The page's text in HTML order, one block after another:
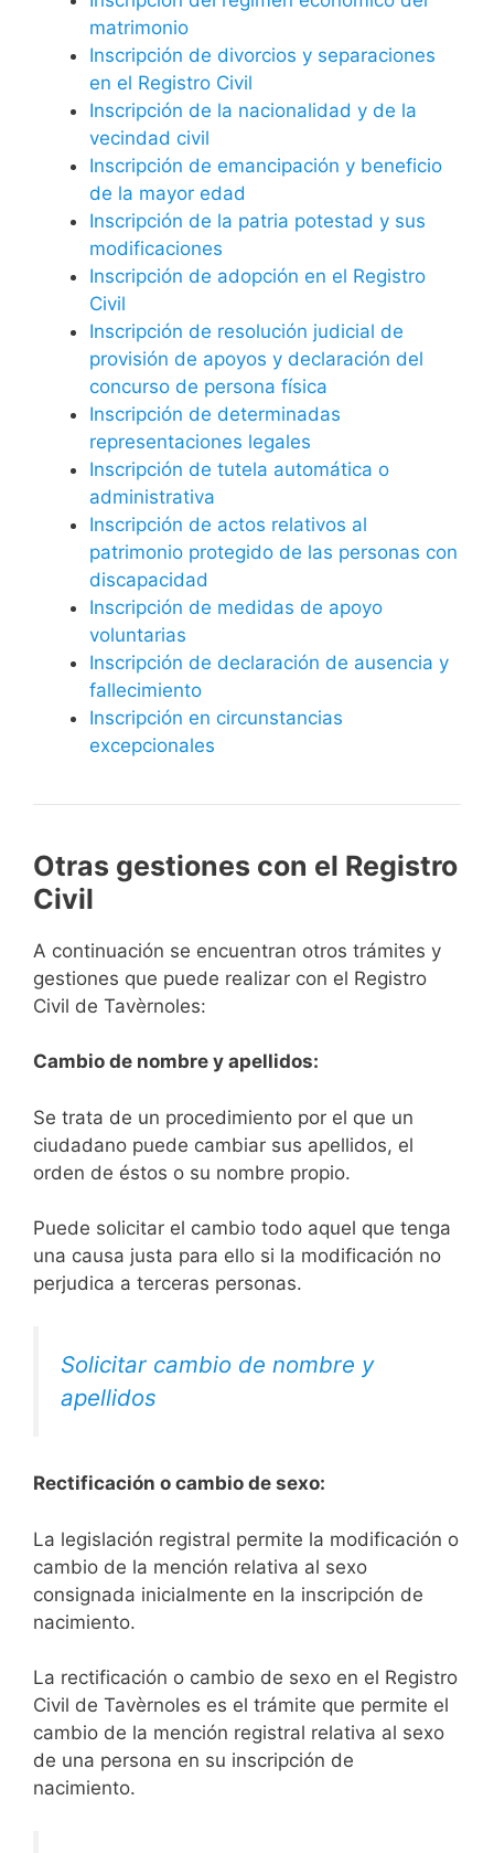
matrimonio
Inscripción de divorcios y separaciones
en el Registro Civil
Inscripción de la nacionalidad y de la
vecindad civil
Inscripción de emancipación y beneficio
de la mayor edad
Inscripción de la patria potestad y sus
modificaciones
Inscripción de adopción en el Registro
Civil
Inscripción de resolución judicial de
provisión de apoyos y declaración del
concurso de persona física
Inscripción de determinadas
representaciones legales
Inscripción de tutela automática o
administrativa
Inscripción de actos relativos al
patrimonio protegido de las personas con
discapacidad
Inscripción de medidas de apoyo
voluntarias
Inscripción de declaración de ausencia y
fallecimiento
Inscripción en circunstancias
excepcionales
Otras gestiones con el Registro
Civil
A continuación se encuentran otros trámites y
gestiones que puede realizar con el Registro
Civil de Tavèrnoles:
Cambio de nombre y apellidos:
Se trata de un procedimiento por el que un
ciudadano puede cambiar sus apellidos, el
orden de éstos o su nombre propio.
Puede solicitar el cambio todo aquel que tenga
una causa justa para ello si la modificación no
perjudica a terceras personas.
Solicitar cambio de nombre y
apellidos
Rectificación o cambio de sexo:
La legislación registral permite la modificación o
cambio de la mención relativa al sexo
consignada inicialmente en la inscripción de
nacimiento.
La rectificación o cambio de sexo en el Registro
Civil de Tavèrnoles es el trámite que permite el
cambio de la mención registral relativa al sexo
de una persona en su inscripción de
nacimiento.